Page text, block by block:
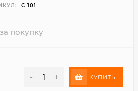
С 101
покупку
- + КУПИТЬ